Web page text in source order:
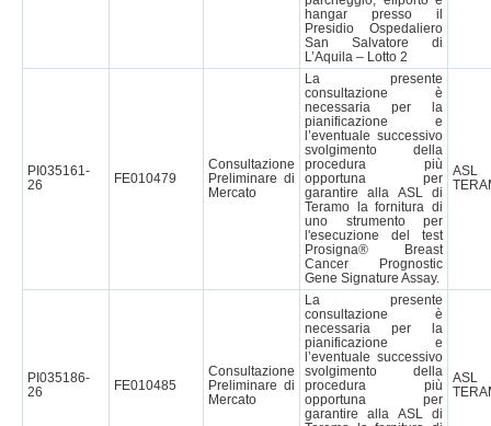
hangar presso il
Presidio Ospedaliero
San Salvatore di
L’Aquila – Lotto 2
PI035161-
26
FE010479
Consultazione
Preliminare di
Mercato
La presente
consultazione è
necessaria per la
pianificazione e
l’eventuale successivo
svolgimento della
procedura più
opportuna per
garantire alla ASL di
Teramo la fornitura di
uno strumento per
l'esecuzione del test
Prosigna® Breast
Cancer Prognostic
Gene Signature Assay.
PI035186-
26
FE010485
Consultazione
Preliminare di
Mercato
La presente
consultazione è
necessaria per la
pianificazione e
l’eventuale successivo
svolgimento della
procedura più
opportuna per
garantire alla ASL di